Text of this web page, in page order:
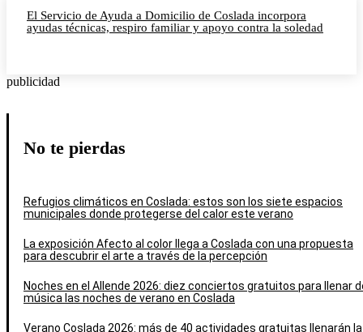
El Servicio de Ayuda a Domicilio de Coslada incorpora
ayudas técnicas, respiro familiar y apoyo contra la soledad
publicidad
No te pierdas
Refugios climáticos en Coslada: estos son los siete espacios
municipales donde protegerse del calor este verano
La exposición Afecto al color llega a Coslada con una propuesta
para descubrir el arte a través de la percepción
Noches en el Allende 2026: diez conciertos gratuitos para llenar
música las noches de verano en Coslada
Verano Coslada 2026: más de 40 actividades gratuitas llenarán la